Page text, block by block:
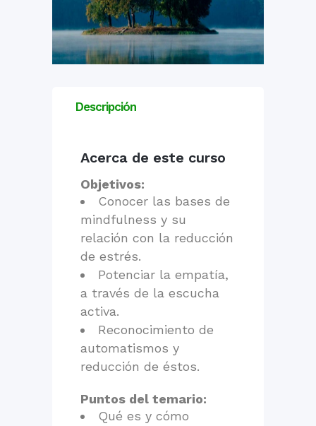
Descripción
Acerca de este curso
Objetivos:
Conocer las bases de
mindfulness y su
relación con la reducción
de estrés.
Potenciar la empatía,
a través de la escucha
activa.
Reconocimiento de
automatismos y
reducción de éstos.
Puntos del temario:
Qué es y cómo